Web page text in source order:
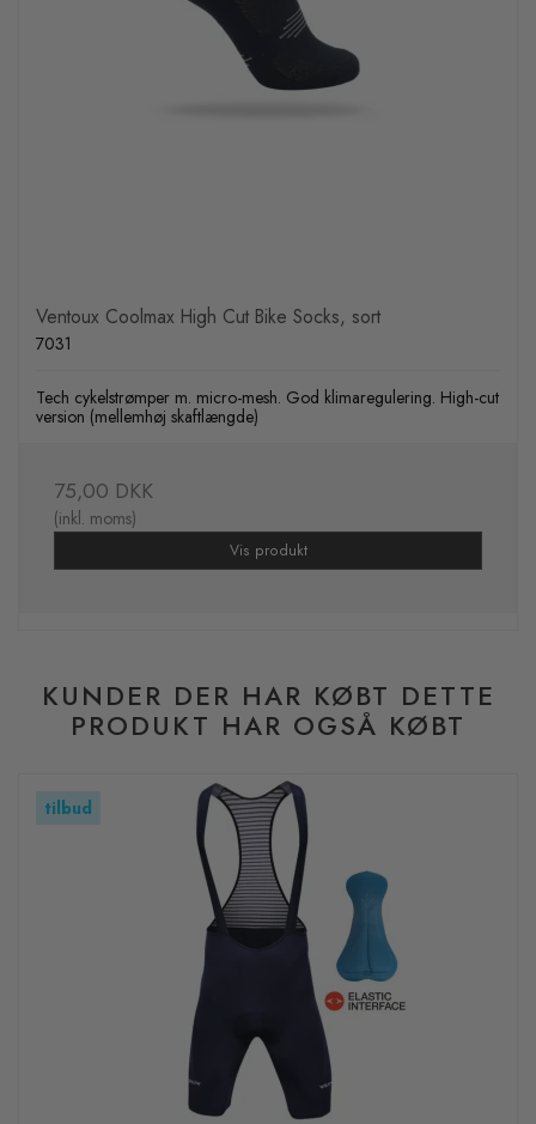
Ventoux Coolmax High Cut Bike Socks, sort
7031
Tech cykelstrømper m. micro-mesh. God klimaregulering. High-cut
version (mellemhøj skaftlængde)
75,00 DKK
(inkl. moms)
Vis produkt
KUNDER DER HAR KØBT DETTE
PRODUKT HAR OGSÅ KØBT
tilbud